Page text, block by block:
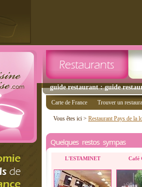
guide restaurant : guide
Carte de France Trouver un
Vous êtes ici > Restaurant Pays de la
Quelques restos sympas
L'ESTAMINET Café